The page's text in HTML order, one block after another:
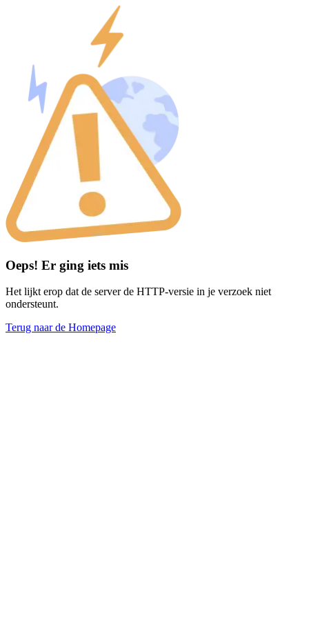
Oeps! Er ging iets mis
Het lijkt erop dat de server de HTTP-versie in je verzoek niet
ondersteunt.
Terug naar de Homepage